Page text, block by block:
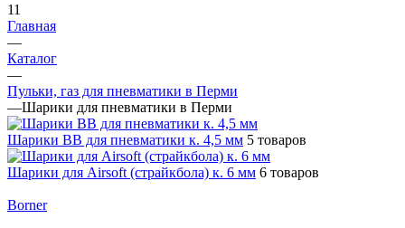
11
Главная
—
Каталог
—
Пульки, газ для пневматики в Перми
—Шарики для пневматики в Перми
Шарики BB для пневматики к. 4,5 мм 5 товаров
Шарики для Airsoft (страйкбола) к. 6 мм 6 товаров
Borner